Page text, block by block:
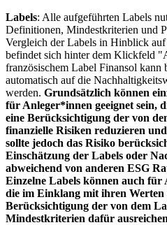
Labels: Alle aufgeführten Labels
Definitionen, Mindestkriterien und
Vergleich der Labels in Hinblick
befindet sich hinter dem Klickfeld
französischem Label Finansol kann
automatisch auf die
werden. Grundsätzlich können
für Anleger*innen geeignet sein,
eine Berücksichtigung der von
finanzielle Risiken reduzieren
sollte jedoch das Risiko
Einschätzung der Labels oder
abweichend von anderen ESG
Einzelne Labels können auch für
die im Einklang mit ihren
Berücksichtigung der von dem
Mindestkriterien dafür